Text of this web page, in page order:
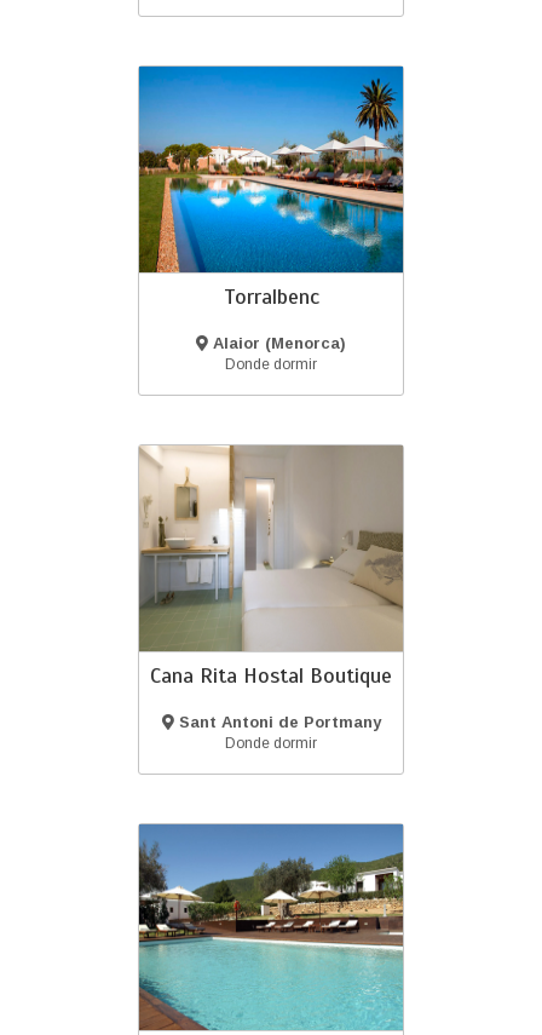
Torralbenc
Alaior (Menorca)
Donde dormir
Cana Rita Hostal Boutique
Sant Antoni de Portmany
(Ibiza)
Donde dormir